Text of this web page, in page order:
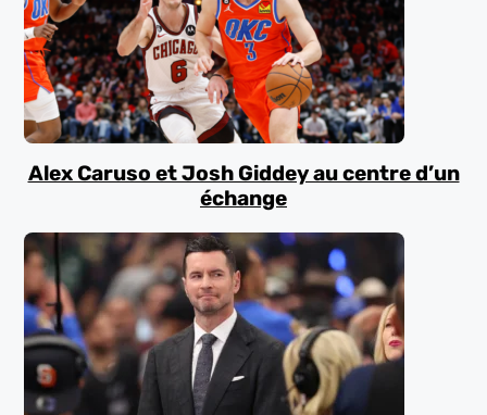
Alex Caruso et Josh Giddey au centre d’un
échange